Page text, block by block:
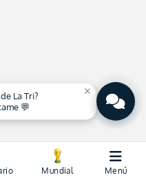
Mundial Menú
close
La Tri?
💬